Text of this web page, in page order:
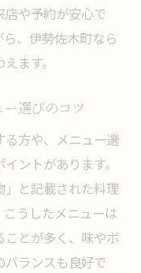
や予約が安心で
、伊勢佐木町なら
ます。
選びのコツ
方や、メニュー選
ントがあります。
」と記載された料理
うしたメニューは
とが多く、味やボ
バランスも良好で